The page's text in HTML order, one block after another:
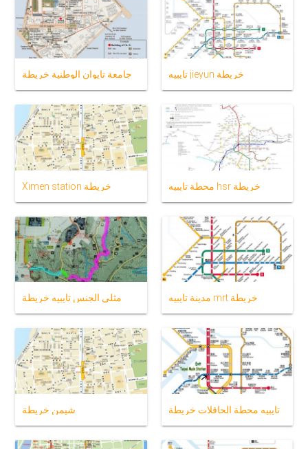
جامعة تايوان الوطنية خريطة تايبيه jieyun خريطة
Ximen station خريطة محطة تايبيه hsr خريطة
مثلي الجنس تايبيه خريطة مدينة تايبيه mrt خريطة
شيمن خريطة تايبيه محطة الحافلات خريطة